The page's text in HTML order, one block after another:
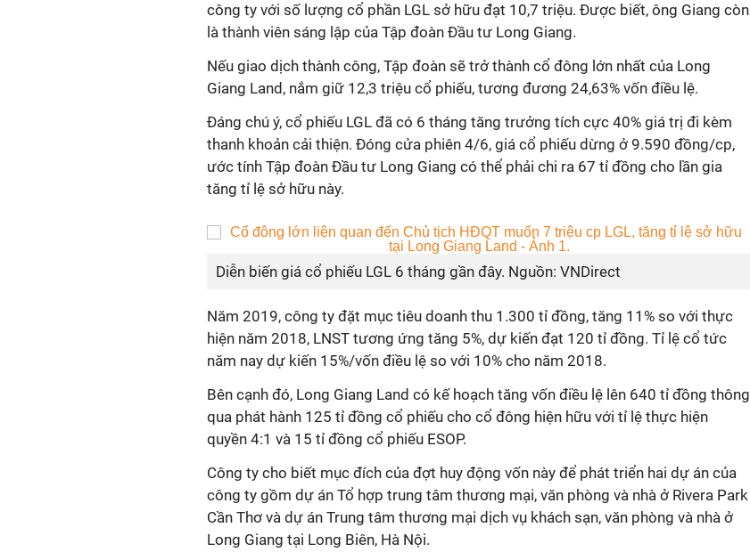
công ty với số lượng cổ phần LGL sở hữu đạt 10,7 triệu. Được biết, ông Giang còn
là thành viên sáng lập của Tập đoàn Đầu tư Long Giang.
Nếu giao dịch thành công, Tập đoàn sẽ trở thành cổ đông lớn nhất của Long
Giang Land, nắm giữ 12,3 triệu cổ phiếu, tương đương 24,63% vốn điều lệ.
Đáng chú ý, cổ phiếu LGL đã có 6 tháng tăng trưởng tích cực 40% giá trị đi kèm
thanh khoản cải thiện. Đóng cửa phiên 4/6, giá cổ phiếu dừng ở 9.590 đồng/cp,
ước tính Tập đoàn Đầu tư Long Giang có thể phải chi ra 67 tỉ đồng cho lần gia
tăng tỉ lệ sở hữu này.
Diễn biến giá cổ phiếu LGL 6 tháng gần đây. Nguồn: VNDirect
Năm 2019, công ty đặt mục tiêu doanh thu 1.300 tỉ đồng, tăng 11% so với thực
hiện năm 2018, LNST tương ứng tăng 5%, dự kiến đạt 120 tỉ đồng. Tỉ lệ cổ tức
năm nay dự kiến 15%/vốn điều lệ so với 10% cho năm 2018.
Bên cạnh đó, Long Giang Land có kế hoạch tăng vốn điều lệ lên 640 tỉ đồng thông
qua phát hành 125 tỉ đồng cổ phiếu cho cổ đông hiện hữu với tỉ lệ thực hiện
quyền 4:1 và 15 tỉ đồng cổ phiếu ESOP.
Công ty cho biết mục đích của đợt huy động vốn này để phát triển hai dự án của
công ty gồm dự án Tổ hợp trung tâm thương mại, văn phòng và nhà ở Rivera Park
Cần Thơ và dự án Trung tâm thương mại dịch vụ khách sạn, văn phòng và nhà ở
Long Giang tại Long Biên, Hà Nội.